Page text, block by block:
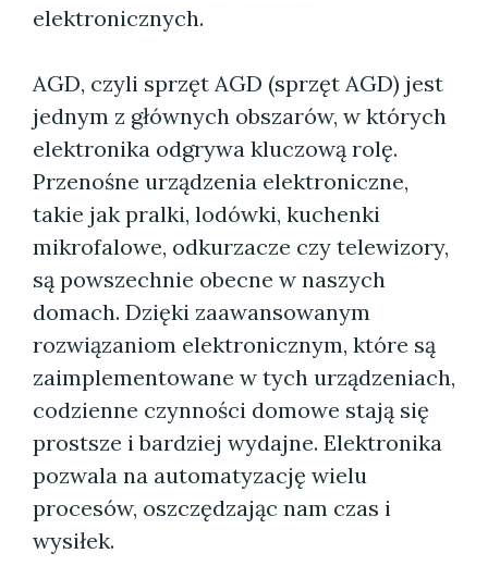
elektronicznych.
AGD, czyli sprzęt AGD (sprzęt AGD) jest
jednym z głównych obszarów, w których
elektronika odgrywa kluczową rolę.
Przenośne urządzenia elektroniczne,
takie jak pralki, lodówki, kuchenki
mikrofalowe, odkurzacze czy telewizory,
są powszechnie obecne w naszych
domach. Dzięki zaawansowanym
rozwiązaniom elektronicznym, które są
zaimplementowane w tych urządzeniach,
codzienne czynności domowe stają się
prostsze i bardziej wydajne. Elektronika
pozwala na automatyzację wielu
procesów, oszczędzając nam czas i
wysiłek.